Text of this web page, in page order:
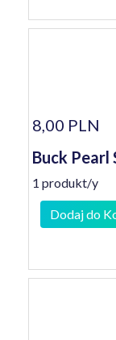
8,00 PLN
Buck Pearl
1 produkt/y
Dodaj do